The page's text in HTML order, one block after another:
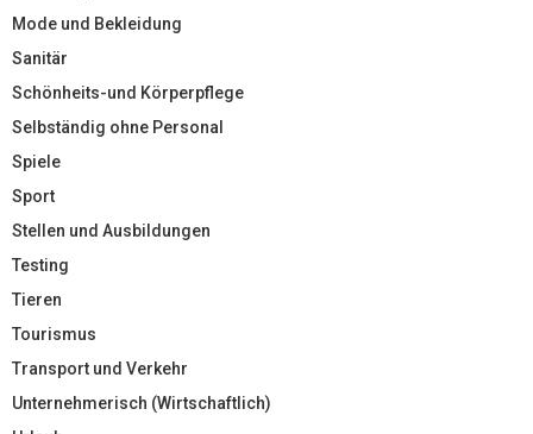
Mode und Bekleidung
Sanitär
Schönheits-und Körperpflege
Selbständig ohne Personal
Spiele
Sport
Stellen und Ausbildungen
Testing
Tieren
Tourismus
Transport und Verkehr
Unternehmerisch (Wirtschaftlich)